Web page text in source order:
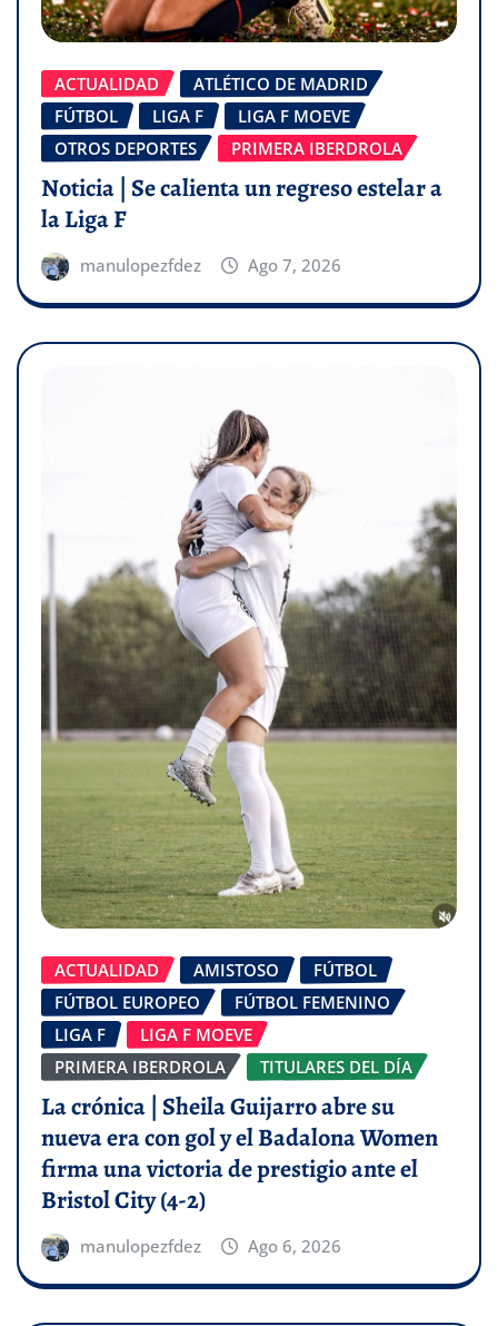
ACTUALIDAD
ATLÉTICO DE MADRID
FÚTBOL
LIGA F
LIGA F MOEVE
OTROS DEPORTES
PRIMERA IBERDROLA
Noticia | Se calienta un regreso estelar a
la Liga F
manulopezfdez Ago 7, 2026
ACTUALIDAD AMISTOSO
FÚTBOL
FÚTBOL EUROPEO
FÚTBOL FEMENINO
LIGA F
LIGA F MOEVE
PRIMERA IBERDROLA
TITULARES DEL DÍA
La crónica | Sheila Guijarro abre su
nueva era con gol y el Badalona Women
firma una victoria de prestigio ante el
Bristol City (4-2)
manulopezfdez Ago 6, 2026